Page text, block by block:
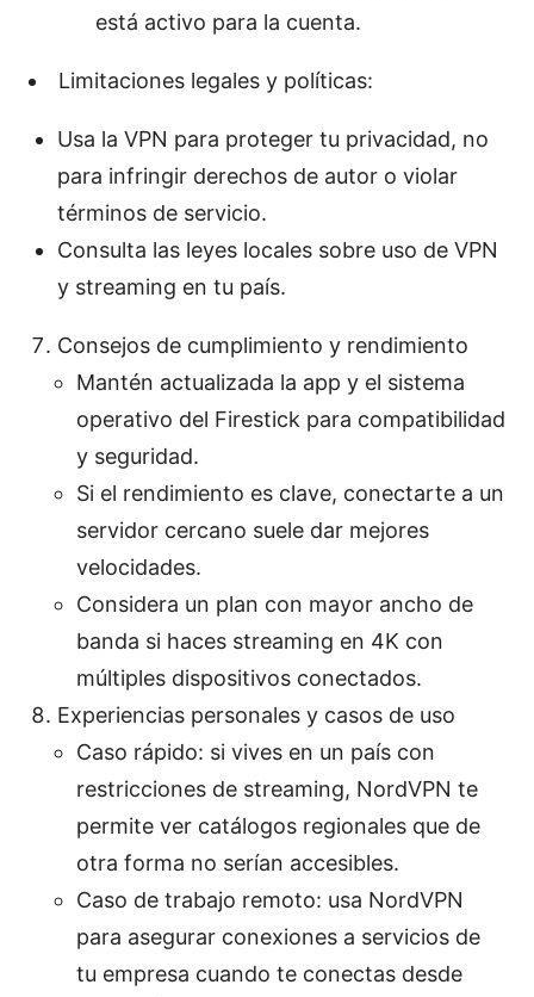
está activo para la cuenta.
Limitaciones legales y políticas:
Usa la VPN para proteger tu privacidad, no
para infringir derechos de autor o violar
términos de servicio.
Consulta las leyes locales sobre uso de VPN
y streaming en tu país.
Consejos de cumplimiento y rendimiento
Mantén actualizada la app y el sistema
operativo del Firestick para compatibilidad
y seguridad.
Si el rendimiento es clave, conectarte a un
servidor cercano suele dar mejores
velocidades.
Considera un plan con mayor ancho de
banda si haces streaming en 4K con
múltiples dispositivos conectados.
Experiencias personales y casos de uso
Caso rápido: si vives en un país con
restricciones de streaming, NordVPN te
permite ver catálogos regionales que de
otra forma no serían accesibles.
Caso de trabajo remoto: usa NordVPN
para asegurar conexiones a servicios de
tu empresa cuando te conectas desde